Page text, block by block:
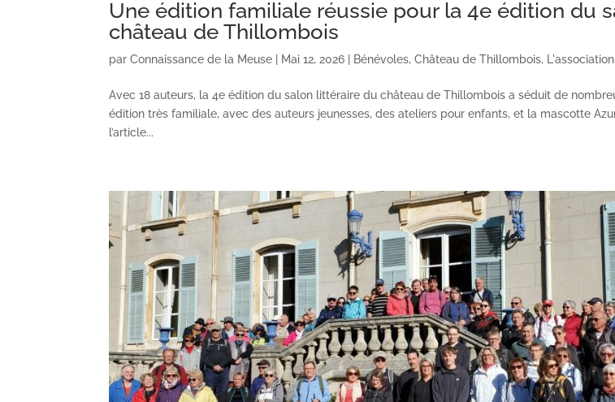
Une édition familiale réussie pour la 4e édition du
château de Thillombois
parConnaissance de la Meuse Mai 12, 2026 Bénévoles,Château de Thillombois, L'association
Avec 18 auteurs, la 4e édition du salon littéraire du château de Thillombois a séduit de
édition très familiale, avec des auteurs jeunesses, des ateliers pour enfants, et la mascotte
l’article...